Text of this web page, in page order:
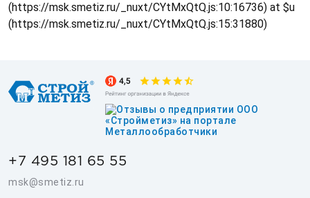
(https://msk.smetiz.ru/_nuxt/CYtMxQtQ.js:10:16736) at $u
(https://msk.smetiz.ru/_nuxt/CYtMxQtQ.js:15:31880)
+7 495 181 65 55
msk@smetiz.ru